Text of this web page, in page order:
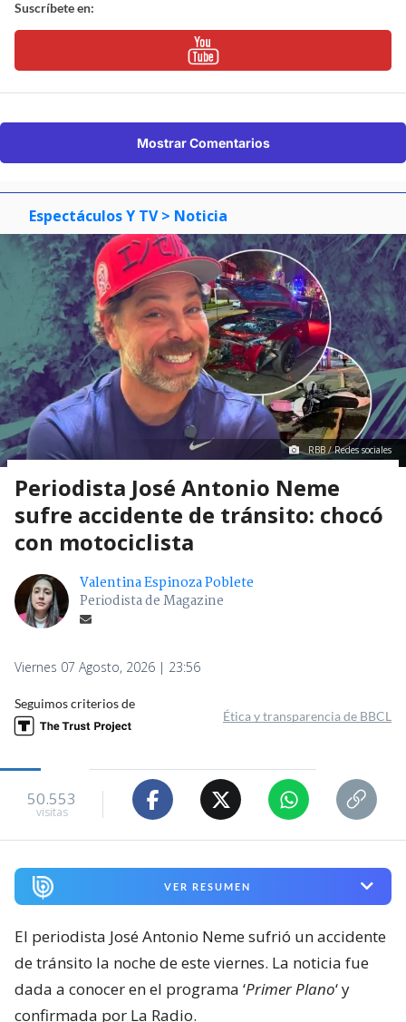
Suscríbete en:
Mostrar Comentarios
Espectáculos Y TV > Noticia
RBB / Redes sociales
Periodista José Antonio Neme
sufre accidente de tránsito: chocó
con motociclista
Valentina Espinoza Poblete
Periodista de Magazine
Viernes 07 Agosto, 2026 | 23:56
Seguimos criterios de
Ética y transparencia de BBCL
50.553
visitas
VER RESUMEN
El periodista José Antonio Neme sufrió un accidente
de tránsito la noche de este viernes. La noticia fue
dada a conocer en el programa ‘Primer Plano‘ y
confirmada por La Radio.